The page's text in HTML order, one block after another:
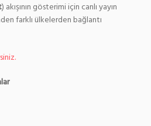
) akışının gösterimi için canlı yayın
farklı ülkelerden bağlantı